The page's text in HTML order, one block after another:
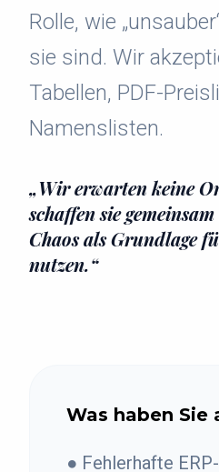
Rolle, wie
sie sind. Wir
Tabellen, PDF-
Namenslisten.
„Wir erwarten keine
schaffen sie
Chaos als Grundlage
nutzen.“
Was haben
● Fehlerhafte